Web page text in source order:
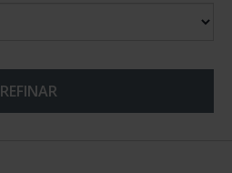
REFINAR